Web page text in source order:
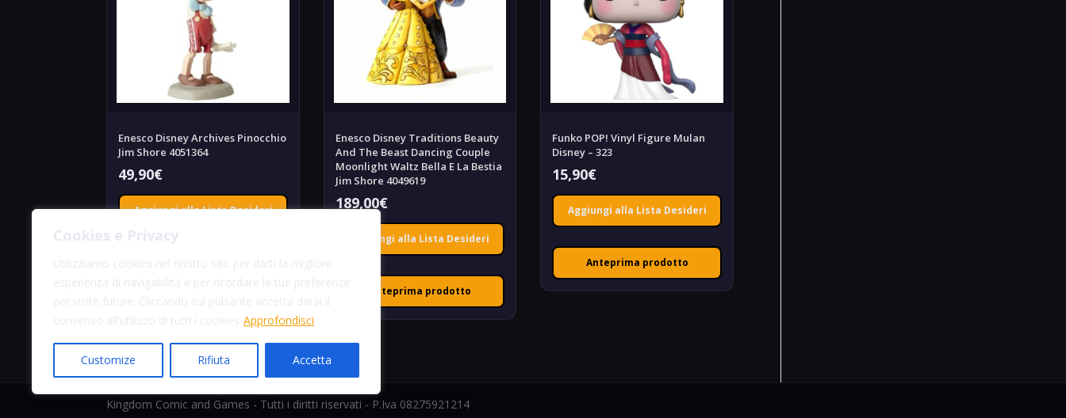
Approfondisci
Customize Rifiuta Accetta
Enesco Disney Archives Pinocchio
Jim Shore 4051364
49,90€
Aggiungi alla Lista Desideri
Enesco Disney Traditions Beauty
And The Beast Dancing Couple
Moonlight Waltz Bella E La Bestia
Jim Shore 4049619
189,00€
Aggiungi alla Lista Desideri
Anteprima prodotto
Funko POP! Vinyl Figure Mulan
Disney – 323
15,90€
Aggiungi alla Lista Desideri
Anteprima prodotto
Kingdom Comic and Games - Tutti i diritti riservati - P.Iva 08275921214